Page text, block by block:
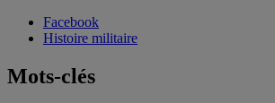
Facebook
Histoire militaire
Mots-clés